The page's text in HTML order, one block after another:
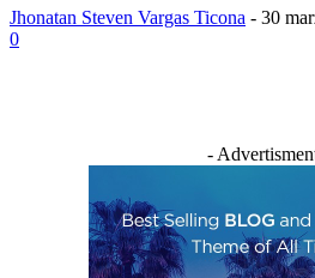
Jhonatan Steven Vargas Ticona - 30
0
-